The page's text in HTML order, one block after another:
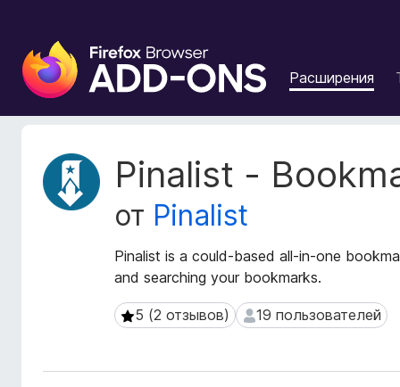
Д
о
п
о
Расширения
Pinalist -
от Pinalist
Pinalist is a could-based all-in-one
and searching your bookmarks.
5 (2 отзывов)
5 (2 отзывов) 19 пользователей
19 пользователей
М
е
т
а